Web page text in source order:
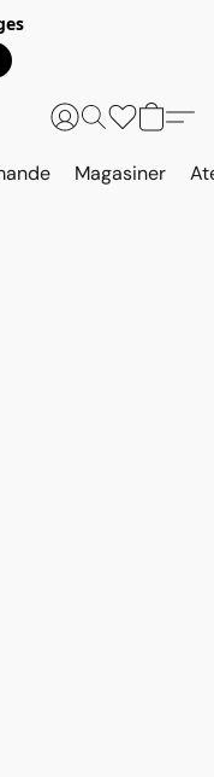
Magasiner